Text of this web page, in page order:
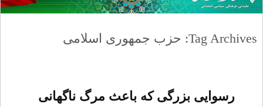
Tag Archives: حزب جمهوری اسلامی
رسوایی بزرگی که باعث مرگ ناگهانی